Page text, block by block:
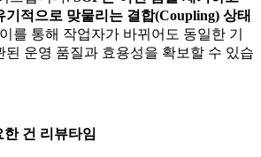
기적으로 맞물리는 결합(Coupling) 상태
를 통해 작업자가 바뀌어도 동일한 기
된 운영 품질과 효용성을 확보할 수 있습
건 리뷰타임